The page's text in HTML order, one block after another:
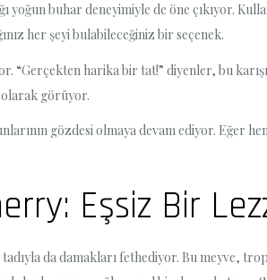
buhar deneyimiyle de öne çıkıyor.
her şeyi bulabileceğiniz bir seçenek.
harika bir tat!” diyenler, bu
olarak görüyor.
gözdesi olmaya devam ediyor. Eğer
Eşsiz Bir
da damakları fethediyor. Bu meyve,